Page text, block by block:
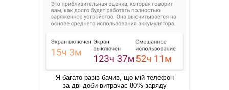
Я багато разів бачив, що мій телефон
за дві доби витрачає 80% заряду